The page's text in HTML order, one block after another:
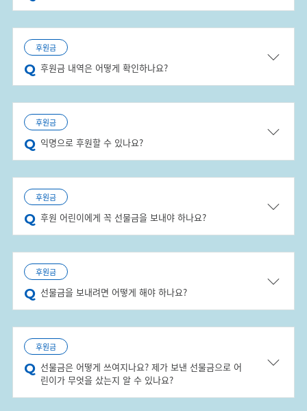
후원금
후원금 내역은 어떻게 확인하나요?
후원금
익명으로 후원할 수 있나요?
후원금
후원 어린이에게 꼭 선물금을 보내야 하나요?
후원금
선물금을 보내려면 어떻게 해야 하나요?
후원금
선물금은 어떻게 쓰여지나요? 제가 보낸 선물금으로 어
린이가 무엇을 샀는지 알 수 있나요?